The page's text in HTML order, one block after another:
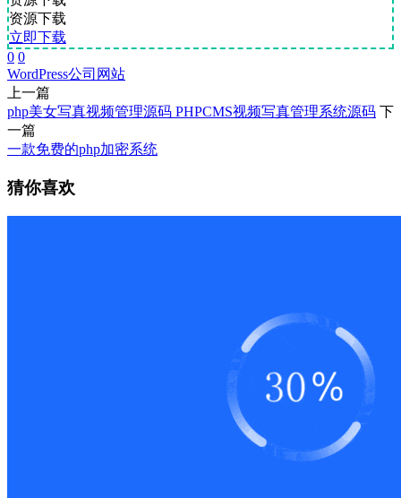
资源下载
立即下载
0 0
WordPress公司网站
上一篇
php美女写真视频管理源码 PHPCMS视频写真管理系统源码 下
一篇
一款免费的php加密系统
猜你喜欢